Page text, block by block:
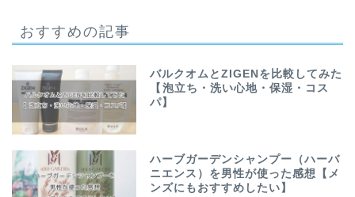
おすすめの記事
バルクオムとZIGENを比較してみた
【泡立ち・洗い心地・保湿・コス
パ】
ハーブガーデンシャンプー（ハーバ
ニエンス）を男性が使った感想【メ
ンズにもおすすめしたい】